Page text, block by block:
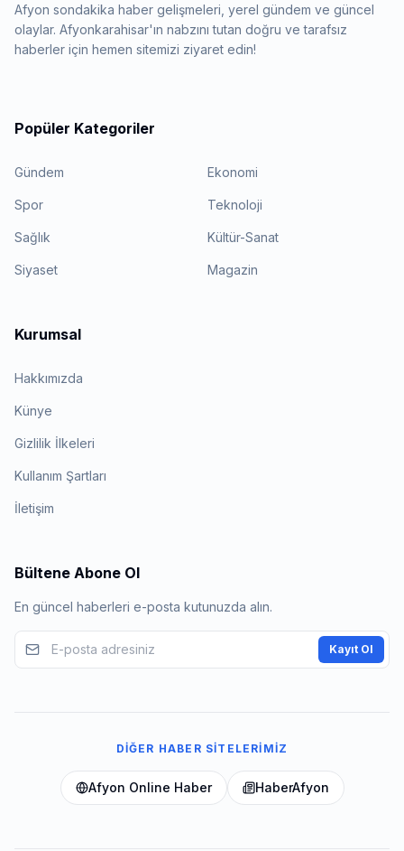
Afyon sondakika haber gelişmeleri, yerel gündem ve güncel
olaylar. Afyonkarahisar'ın nabzını tutan doğru ve tarafsız
haberler için hemen sitemizi ziyaret edin!
Popüler Kategoriler
Gündem Ekonomi
Spor Teknoloji
Sağlık Kültür-Sanat
Siyaset Magazin
Kurumsal
Hakkımızda
Künye
Gizlilik İlkeleri
Kullanım Şartları
İletişim
Bültene Abone Ol
En güncel haberleri e-posta kutunuzda alın.
Kayıt Ol
DIĞER HABER SITELERIMIZ
Afyon Online Haber HaberAfyon